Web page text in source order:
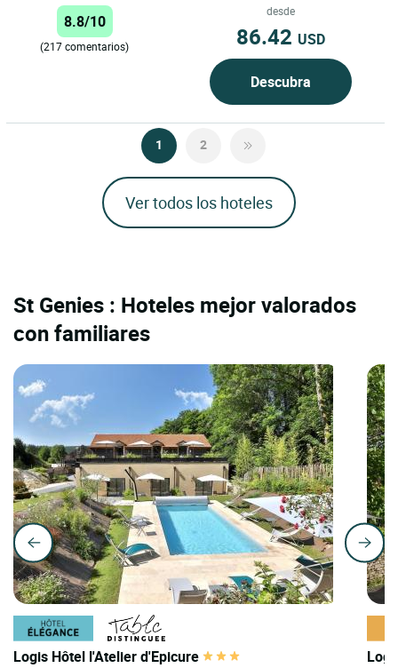
del sur de Corrèze,...
8.8/10
(217 comentarios)
desde
86.42 USD
Descubra
1 2
Ver todos los hoteles
St Genies : Hoteles mejor valorados
con familiares
Logis Hôtel l'Atelier d'Epicure